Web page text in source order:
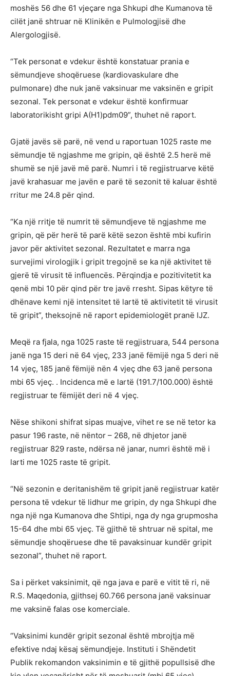
moshës 56 dhe 61 vjeçare nga Shkupi dhe Kumanova të
cilët janë shtruar në Klinikën e Pulmologjisë dhe
Alergologjisë.
“Tek personat e vdekur është konstatuar prania e
sëmundjeve shoqëruese (kardiovaskulare dhe
pulmonare) dhe nuk janë vaksinuar me vaksinën e gripit
sezonal. Tek personat e vdekur është konfirmuar
laboratorikisht gripi A(H1)pdm09”, thuhet në raport.
Gjatë javës së parë, në vend u raportuan 1025 raste me
sëmundje të ngjashme me gripin, që është 2.5 herë më
shumë se një javë më parë. Numri i të regjistruarve këtë
javë krahasuar me javën e parë të sezonit të kaluar është
rritur me 24.8 për qind.
“Ka një rritje të numrit të sëmundjeve të ngjashme me
gripin, që për herë të parë këtë sezon është mbi kufirin
javor për aktivitet sezonal. Rezultatet e marra nga
survejimi virologjik i gripit tregojnë se ka një aktivitet të
gjerë të virusit të influencës. Përqindja e pozitivitetit ka
qenë mbi 10 për qind për tre javë rresht. Sipas këtyre të
dhënave kemi një intensitet të lartë të aktivitetit të virusit
të gripit”, theksojnë në raport epidemiologët pranë IJZ.
Meqë ra fjala, nga 1025 raste të regjistruara, 544 persona
janë nga 15 deri në 64 vjeç, 233 janë fëmijë nga 5 deri në
14 vjeç, 185 janë fëmijë nën 4 vjeç dhe 63 janë persona
mbi 65 vjeç. . Incidenca më e lartë (191.7/100.000) është
regjistruar te fëmijët deri në 4 vjeç.
Nëse shikoni shifrat sipas muajve, vihet re se në tetor ka
pasur 196 raste, në nëntor – 268, në dhjetor janë
regjistruar 829 raste, ndërsa në janar, numri është më i
larti me 1025 raste të gripit.
“Në sezonin e deritanishëm të gripit janë regjistruar katër
persona të vdekur të lidhur me gripin, dy nga Shkupi dhe
nga një nga Kumanova dhe Shtipi, nga dy nga grupmosha
15-64 dhe mbi 65 vjeç. Të gjithë të shtruar në spital, me
sëmundje shoqëruese dhe të pavaksinuar kundër gripit
sezonal”, thuhet në raport.
Sa i përket vaksinimit, që nga java e parë e vitit të ri, në
R.S. Maqedonia, gjithsej 60.766 persona janë vaksinuar
me vaksinë falas ose komerciale.
“Vaksinimi kundër gripit sezonal është mbrojtja më
efektive ndaj kësaj sëmundjeje. Instituti i Shëndetit
Publik rekomandon vaksinimin e të gjithë popullsisë dhe